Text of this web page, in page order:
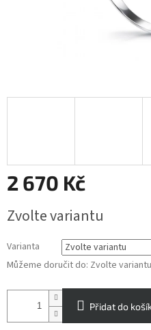
2 670 Kč
cena:
Zvolte variantu
Varianta
Můžeme doručit do: Zvolte variantu
Přidat do